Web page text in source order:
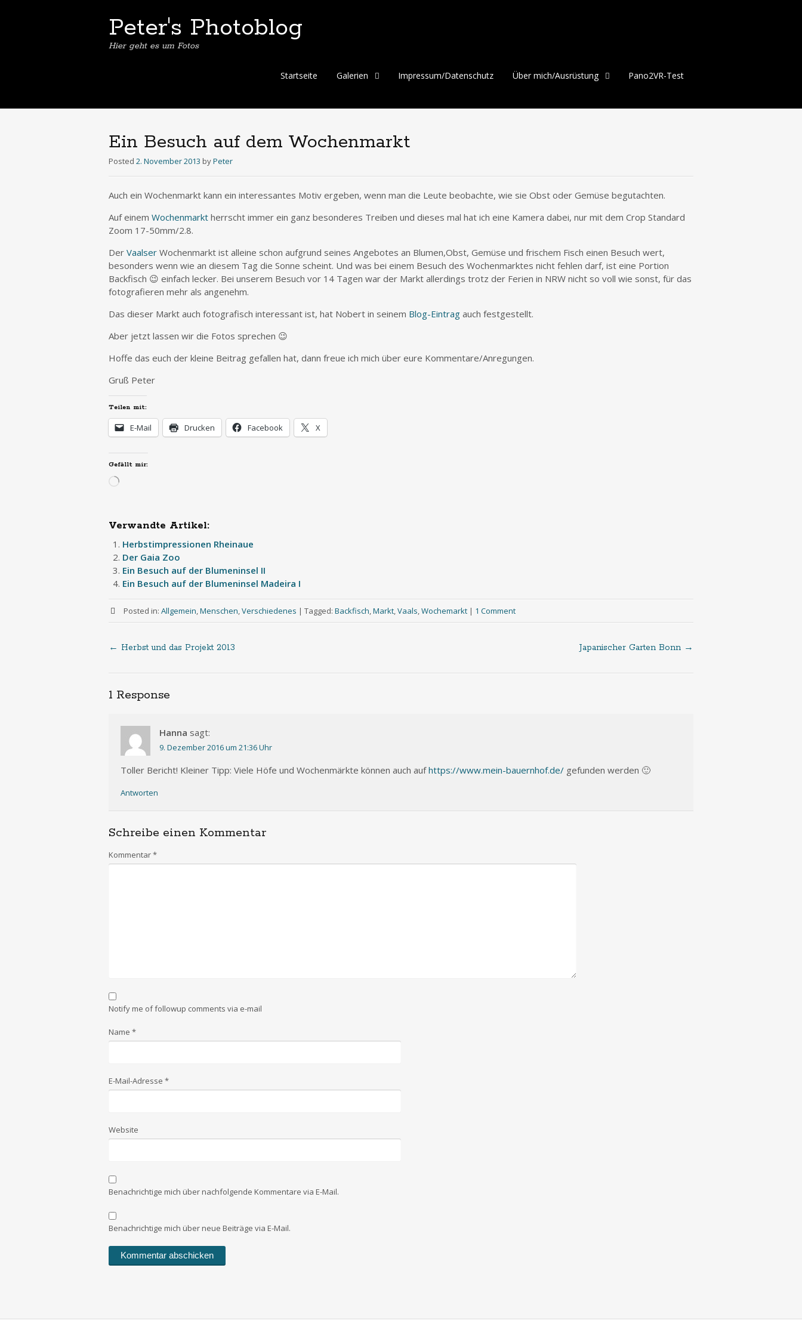
Peter's Photoblog
Hier geht es um Fotos
Skip
Startseite Galerien Impressum/Datenschutz Über mich/Ausrüstung Pano2VR-Test
Ein Besuch auf dem Wochenmarkt
Posted 2. November 2013 byPeter
Auch ein Wochenmarkt kann ein interessantes Motiv ergeben, wenn man die Leute beobachte, wie sie Obst oder Gemüse begutachten.
Auf einem Wochenmarkt herrscht immer ein ganz besonderes Treiben und dieses mal hat ich eine Kamera dabei, nur mit dem Crop Standard
Zoom 17-50mm/2.8.
Der Vaalser Wochenmarkt ist alleine schon aufgrund seines Angebotes an Blumen,Obst, Gemüse und frischem Fisch einen Besuch wert,
besonders wenn wie an diesem Tag die Sonne scheint. Und was bei einem Besuch des Wochenmarktes nicht fehlen darf, ist eine Portion
Backfisch 😉 einfach lecker. Bei unserem Besuch vor 14 Tagen war der Markt allerdings trotz der Ferien in NRW nicht so voll wie sonst, für das
fotografieren mehr als angenehm.
Das dieser Markt auch fotografisch interessant ist, hat Nobert in seinem Blog-Eintrag auch festgestellt.
Aber jetzt lassen wir die Fotos sprechen 😉
Hoffe das euch der kleine Beitrag gefallen hat, dann freue ich mich über eure Kommentare/Anregungen.
Gruß Peter
Teilen mit:
E-Mail Drucken Facebook X
Gefällt mir:
Wird
Verwandte Artikel:
Herbstimpressionen Rheinaue
Der Gaia Zoo
Ein Besuch auf der Blumeninsel II
Ein Besuch auf der Blumeninsel Madeira I
Posted in: Allgemein,Menschen,Verschiedenes | Tagged: Backfisch,Markt,Vaals,Wochemarkt | 1 Comment
Post
navigation
← Herbst und das Projekt 2013 Japanischer Garten Bonn →
1 Response
Hanna sagt:
9. Dezember 2016 um 21:36 Uhr
Toller Bericht! Kleiner Tipp: Viele Höfe und Wochenmärkte können auch aufhttps://www.mein-bauernhof.de/ gefunden werden 🙂
Antworten
Schreibe einen Kommentar
Kommentar*
Notify me of followup comments via e-mail
Name *
E-Mail-Adresse *
Website
Benachrichtige mich über nachfolgende Kommentare via E-Mail.
Benachrichtige mich über neue Beiträge via E-Mail.